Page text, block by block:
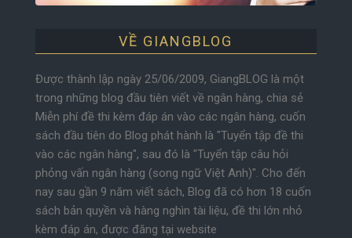
VỀ GIANGBLOG
Được thành lập ngày 25/06/2009, GiangBLOG là một
trong những blog đầu tiên viết về ngân hàng, chia sẻ
Miễn phí đề thi kèm đáp án vào các ngân hàng, cuốn
sách đầu tiên do Blog phát hành là "Tuyển tập đề thi
vào các ngân hàng", sau đó là "Tuyển tập câu hỏi
phỏng vấn ngân hàng (song ngữ Việt Anh)". Cho đến
nay sau gần 9 năm viết sách, Blog đã có hơn 18 cuốn
sách bản quyền và hàng nghìn tài liệu, đề thi lớn nhỏ
kèm đáp án, được đăng tại website